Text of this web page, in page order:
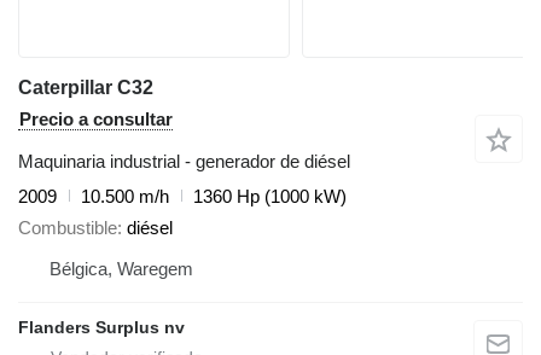
Caterpillar C32
Precio a consultar
Maquinaria industrial - generador de diésel
2009
10.500 m/h
1360 Hp (1000 kW)
Combustible diésel
Bélgica, Waregem
Flanders Surplus nv